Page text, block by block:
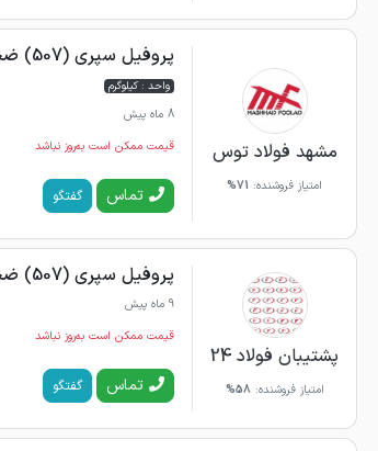
مشهد فولاد توس
امتیاز فروشنده: 71%
پروفیل سپری (507) ضخامت 2
واحد : کیلوگرم
8 ماه پیش
قیمت ممکن است به‌روز نباشد
تماس گفتگو
پشتیبان فولاد 24
امتیاز فروشنده: 58%
پروفیل سپری (507) ضخامت 2
9 ماه پیش
قیمت ممکن است به‌روز نباشد
تماس گفتگو